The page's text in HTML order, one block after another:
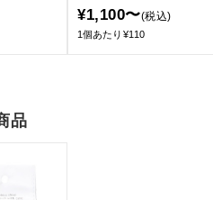
¥1,100〜(税込)
1個あたり¥110
品